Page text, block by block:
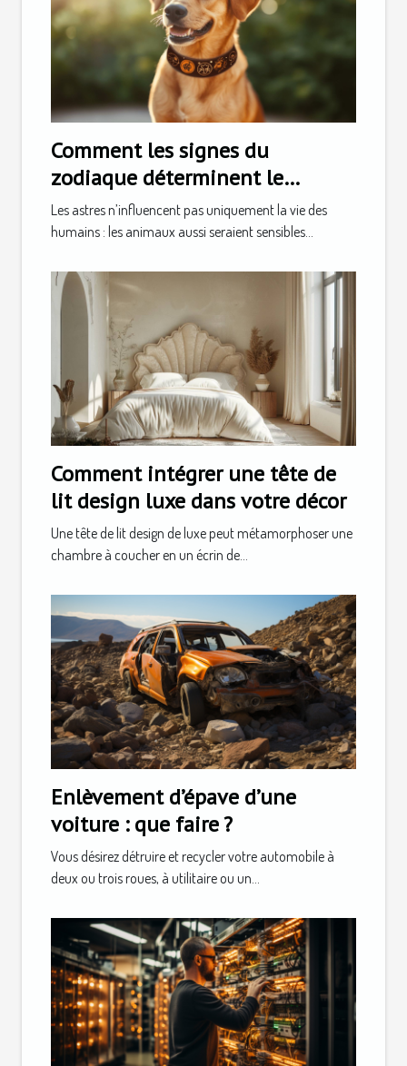
Comment les signes du
zodiaque déterminent le
caractère de votre animal
Les astres n’influencent pas uniquement la vie des
humains : les animaux aussi seraient sensibles...
Comment intégrer une tête de
lit design luxe dans votre décor
Une tête de lit design de luxe peut métamorphoser une
chambre à coucher en un écrin de...
Enlèvement d’épave d’une
voiture : que faire ?
Vous désirez détruire et recycler votre automobile à
deux ou trois roues, à utilitaire ou un...